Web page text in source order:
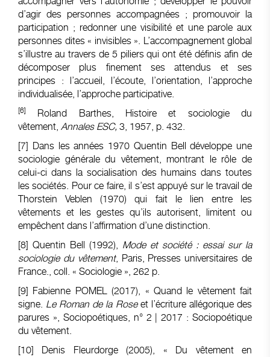
d’agir des personnes accompagnées ; promouvoir la
participation ; redonner une visibilité et une parole aux
personnes dites « invisibles ». L’accompagnement global
s’illustre au travers de 5 piliers qui ont été définis afin de
décomposer plus finement ses attendus et ses
principes : l’accueil, l’écoute, l’orientation, l’approche
individualisée, l’approche participative.
[6]
Roland Barthes, Histoire et sociologie du
vêtement, Annales ESC, 3, 1957, p. 432.
[7] Dans les années 1970 Quentin Bell développe une
sociologie générale du vêtement, montrant le rôle de
celui-ci dans la socialisation des humains dans toutes
les sociétés. Pour ce faire, il s’est appuyé sur le travail de
Thorstein Veblen (1970) qui fait le lien entre les
vêtements et les gestes qu’ils autorisent, limitent ou
empêchent dans l’affirmation d’une distinction.
[8] Quentin Bell (1992), Mode et société : essai sur la
sociologie du vêtement, Paris, Presses universitaires de
France., coll. « Sociologie », 262 p.
[9] Fabienne POMEL (2017), « Quand le vêtement fait
signe. Le Roman de la Roseet l’écriture allégorique des
parures », Sociopoétiques, n° 2 | 2017 : Sociopoétique
du vêtement.
[10]
Denis Fleurdorge (2005), « Du vêtement en